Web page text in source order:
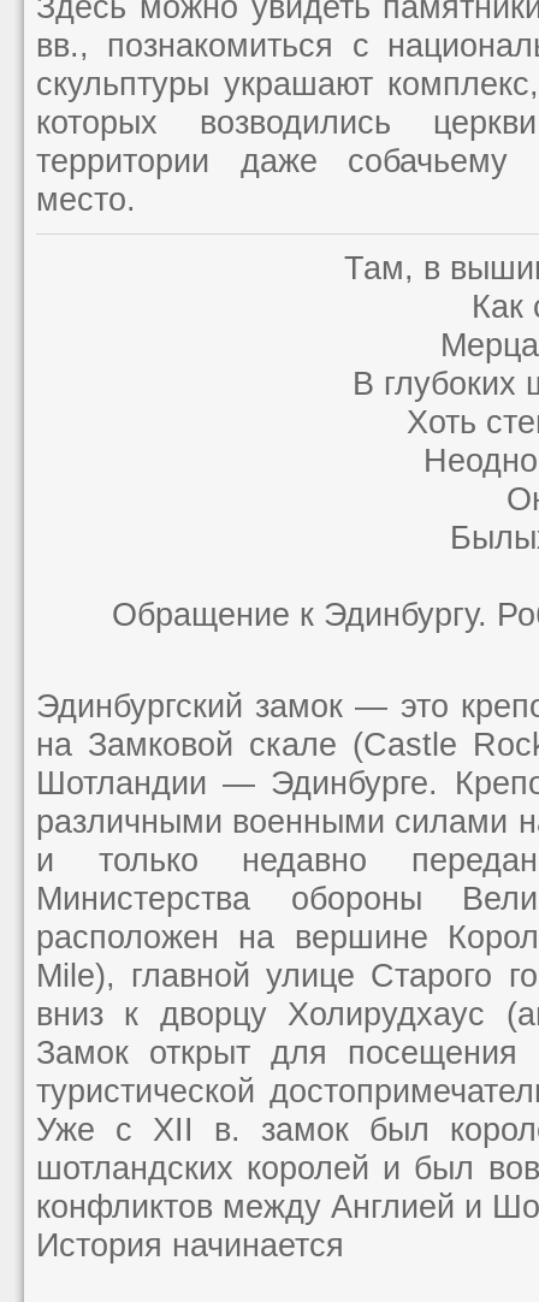
вв., познакомиться с
скульптуры украшают
которых возводились
территории даже
место.
Там, в
Как
В глубоких
Хоть
Обращение к Эдинбургу.
Эдинбургский замок — это
на Замковой скале (Castle
Шотландии — Эдинбурге.
различными военными силами
и только недавно
Министерства обороны
расположен на вершине
Mile), главной улице Старого
вниз к дворцу Холирудхаус
Замок открыт для посещения
туристической
Уже с XII в. замок был
шотландских королей и был
конфликтов между Англией и
История начинается